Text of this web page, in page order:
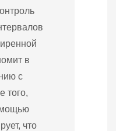
в
с
того,
что